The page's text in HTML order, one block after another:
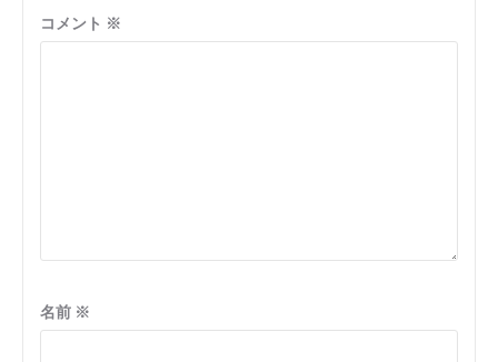
コメント ※
名前 ※